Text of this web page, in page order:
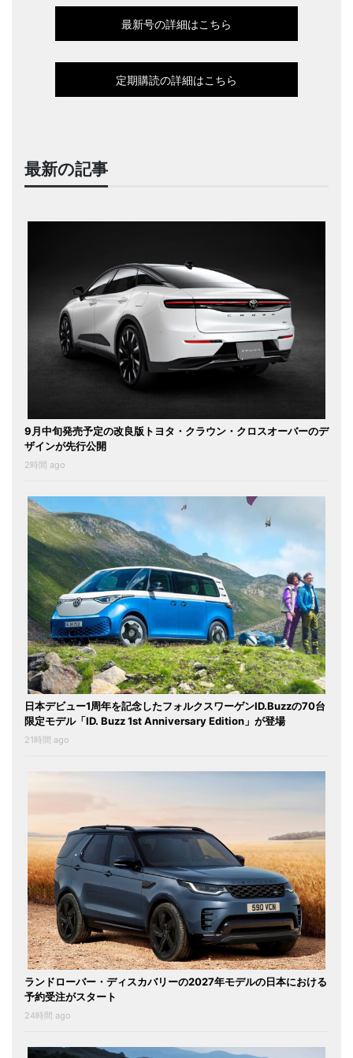
最新号の詳細はこちら
定期購読の詳細はこちら
最新の記事
9月中旬発売予定の改良版トヨタ・クラウン・クロスオーバーのデ
ザインが先行公開
2時間 ago
日本デビュー1周年を記念したフォルクスワーゲンID.Buzzの70台
限定モデル「ID. Buzz 1st Anniversary Edition」が登場
21時間 ago
ランドローバー・ディスカバリーの2027年モデルの日本における
予約受注がスタート
24時間 ago